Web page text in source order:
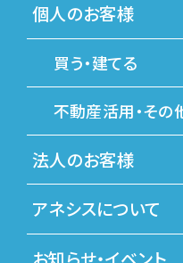
個人のお客様
買う・建てる
不動産活用・その
法人のお客様
アネシスについて